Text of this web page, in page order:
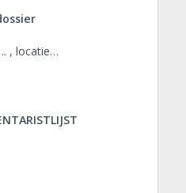
, locatie…